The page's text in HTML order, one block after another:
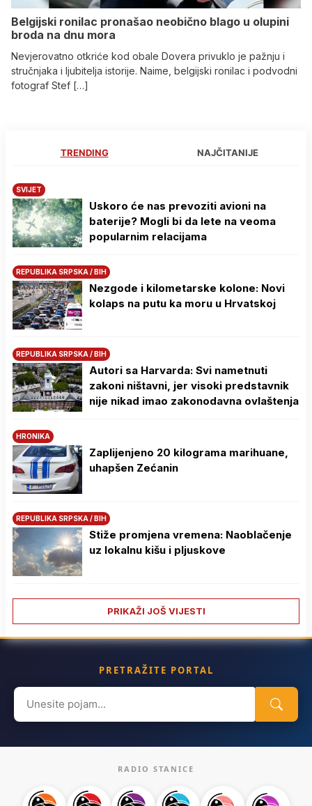
Belgijski ronilac pronašao neobično blago u olupini
broda na dnu mora
Nevjerovatno otkriće kod obale Dovera privuklo je pažnju i
stručnjaka i ljubitelja istorije. Naime, belgijski ronilac i podvodni
fotograf Stef […]
TRENDING NAJČITANIJE
SVIJET
Uskoro će nas prevoziti avioni na
baterije? Mogli bi da lete na veoma
popularnim relacijama
REPUBLIKA SRPSKA / BIH
Nezgode i kilometarske kolone: Novi
kolaps na putu ka moru u Hrvatskoj
REPUBLIKA SRPSKA / BIH
Autori sa Harvarda: Svi nametnuti
zakoni ništavni, jer visoki predstavnik
nije nikad imao zakonodavna ovlaštenja
HRONIKA
Zaplijenjeno 20 kilograma marihuane,
uhapšen Zećanin
REPUBLIKA SRPSKA / BIH
Stiže promjena vremena: Naoblačenje
uz lokalnu kišu i pljuskove
PRIKAŽI JOŠ VIJESTI
PRETRAŽITE PORTAL
Search
for:
RADIO STANICE